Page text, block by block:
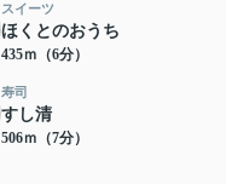
スイーツ
ほくとのおうち
435ｍ（6分）
寿司
すし清
506ｍ（7分）